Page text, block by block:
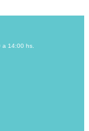
14:00 hs.